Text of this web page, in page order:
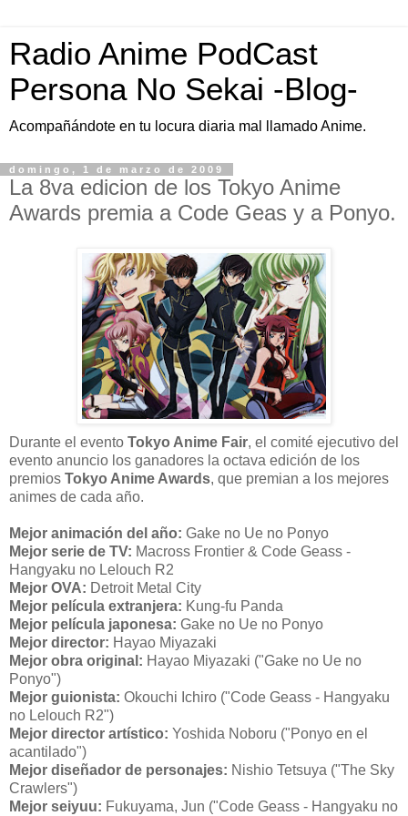
Radio Anime PodCast
Persona No Sekai -Blog-
Acompañándote en tu locura diaria mal llamado Anime.
domingo, 1 de marzo de 2009
La 8va edicion de los Tokyo Anime
Awards premia a Code Geas y a Ponyo.
Durante el evento Tokyo Anime Fair, el comité ejecutivo del
evento anuncio los ganadores la octava edición de los
premios Tokyo Anime Awards, que premian a los mejores
animes de cada año.
Mejor animación del año: Gake no Ue no Ponyo
Mejor serie de TV: Macross Frontier & Code Geass -
Hangyaku no Lelouch R2
Mejor OVA: Detroit Metal City
Mejor película extranjera: Kung-fu Panda
Mejor película japonesa: Gake no Ue no Ponyo
Mejor director: Hayao Miyazaki
Mejor obra original: Hayao Miyazaki ("Gake no Ue no
Ponyo")
Mejor guionista: Okouchi Ichiro ("Code Geass - Hangyaku
no Lelouch R2")
Mejor director artístico: Yoshida Noboru ("Ponyo en el
acantilado")
Mejor diseñador de personajes: Nishio Tetsuya ("The Sky
Crawlers")
Mejor seiyuu: Fukuyama, Jun ("Code Geass - Hangyaku no